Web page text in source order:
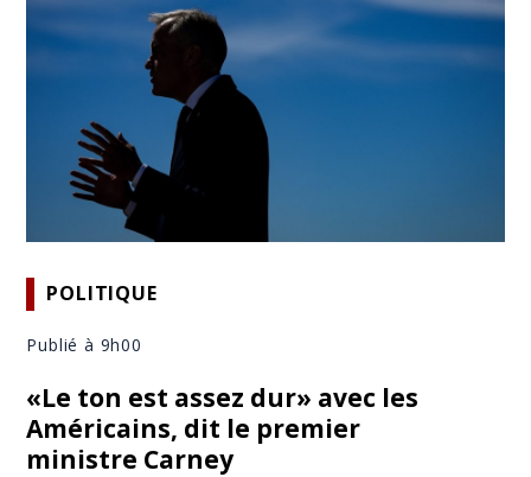
POLITIQUE
Publié à 9h00
«Le ton est assez dur» avec les
Américains, dit le premier
ministre Carney